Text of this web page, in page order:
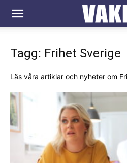
VAKEN.se
Tagg: Frihet Sverige
Läs våra artiklar och nyheter om